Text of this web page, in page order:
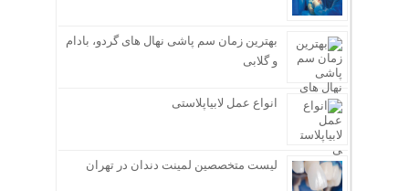
بهترین زمان سم پاشی نهال های گردو، بادام
و گلابی
انواع عمل لابیاپلاستی
لیست متخصصین لمینت دندان در تهران